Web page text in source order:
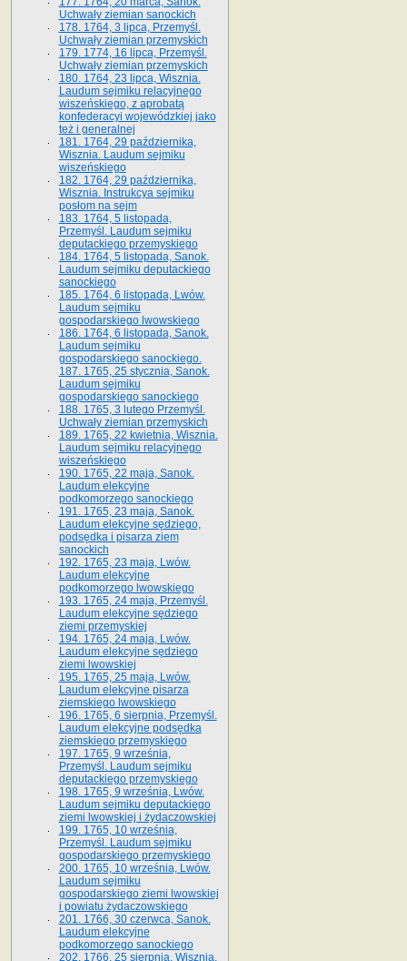
Uchwały ziemian sanockich
178. 1764, 3 lipca, Przemyśl.
Uchwały ziemian przemyskich
179. 1774, 16 lipca, Przemyśl.
Uchwały ziemian przemyskich
180. 1764, 23 lipca, Wisznia.
Laudum sejmiku relacyjnego
wiszeńskiego, z aprobatą
konfederacyi wojewódzkiej jako
też i generalnej
181. 1764, 29 października,
Wisznia. Laudum sejmiku
wiszeńskiego
182. 1764, 29 października,
Wisznia. Instrukcya sejmiku
posłom na sejm
183. 1764, 5 listopada,
Przemyśl. Laudum sejmiku
deputackiego przemyskiego
184. 1764, 5 listopada, Sanok.
Laudum sejmiku deputackiego
sanockiego
185. 1764, 6 listopada, Lwów.
Laudum sejmiku
gospodarskiego lwowskiego
186. 1764, 6 listopada, Sanok.
Laudum sejmiku
gospodarskiego sanockiego.
187. 1765, 25 stycznia, Sanok.
Laudum sejmiku
gospodarskiego sanockiego
188. 1765, 3 lutego Przemyśl.
Uchwały ziemian przemyskich
189. 1765, 22 kwietnia, Wisznia.
Laudum sejmiku relacyjnego
wiszeńskiego
190. 1765, 22 maja, Sanok.
Laudum elekcyjne
podkomorzego sanockiego
191. 1765, 23 maja, Sanok.
Laudum elekcyjne sędziego,
podsędka i pisarza ziem
sanockich
192. 1765, 23 maja, Lwów.
Laudum elekcyjne
podkomorzego lwowskiego
193. 1765, 24 maja, Przemyśl.
Laudum elekcyjne sędziego
ziemi przemyskiej
194. 1765, 24 maja, Lwów.
Laudum elekcyjne sędziego
ziemi lwowskiej
195. 1765, 25 maja, Lwów.
Laudum elekcyjne pisarza
ziemskiego lwowskiego
196. 1765, 6 sierpnia, Przemyśl.
Laudum elekcyjne podsędka
ziemskiego przemyskiego
197. 1765, 9 września,
Przemyśl. Laudum sejmiku
deputackiego przemyskiego
198. 1765, 9 września, Lwów.
Laudum sejmiku deputackiego
ziemi lwowskiej i żydaczowskiej
199. 1765, 10 września,
Przemyśl. Laudum sejmiku
gospodarskiego przemyskiego
200. 1765, 10 września, Lwów.
Laudum sejmiku
gospodarskiego ziemi lwowskiej
i powiatu żydaczowskiego
201. 1766, 30 czerwca, Sanok.
Laudum elekcyjne
podkomorzego sanockiego
202. 1766, 25 sierpnia, Wisznia.